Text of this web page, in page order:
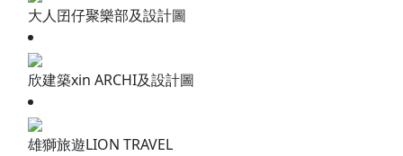
大人囝仔聚樂部及設計圖
欣建築xin ARCHI及設計圖
雄獅旅遊LION TRAVEL